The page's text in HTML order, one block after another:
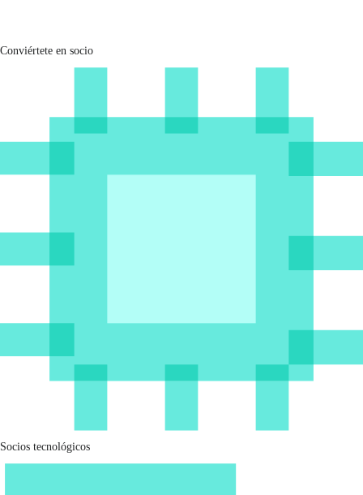
Conviértete en socio
Socios tecnológicos